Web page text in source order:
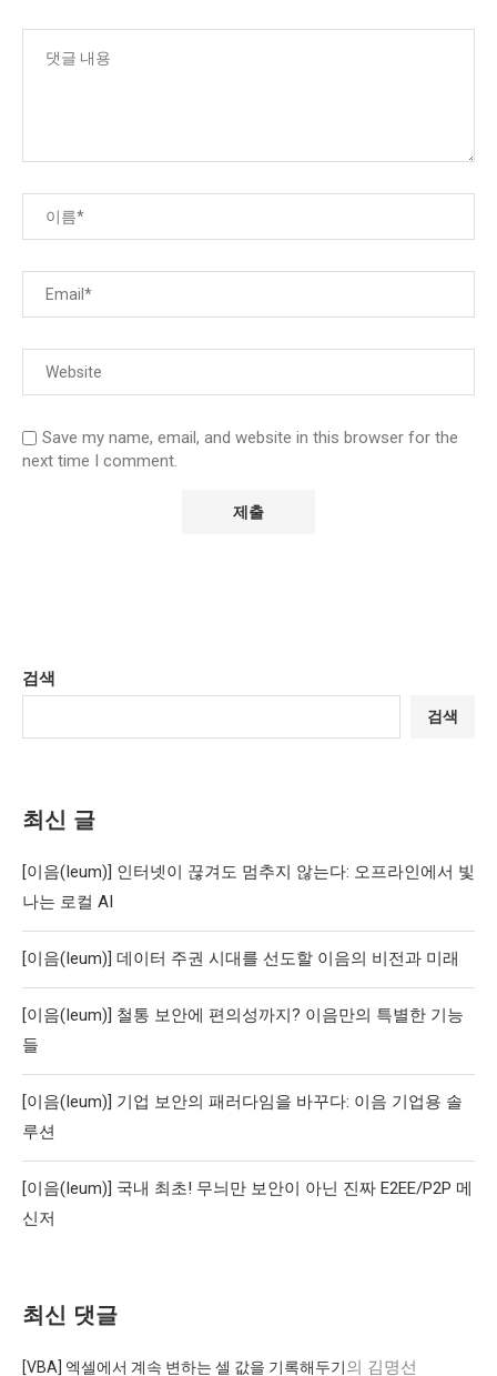
Save my name, email, and website in this browser for the
next time I comment.
검색
검색
최신 글
[이음(Ieum)] 인터넷이 끊겨도 멈추지 않는다: 오프라인에서 빛
나는 로컬 AI
[이음(Ieum)] 데이터 주권 시대를 선도할 이음의 비전과 미래
[이음(Ieum)] 철통 보안에 편의성까지? 이음만의 특별한 기능
들
[이음(Ieum)] 기업 보안의 패러다임을 바꾸다: 이음 기업용 솔
루션
[이음(Ieum)] 국내 최초! 무늬만 보안이 아닌 진짜 E2EE/P2P 메
신저
최신 댓글
[VBA] 엑셀에서 계속 변하는 셀 값을 기록해두기의 김명선